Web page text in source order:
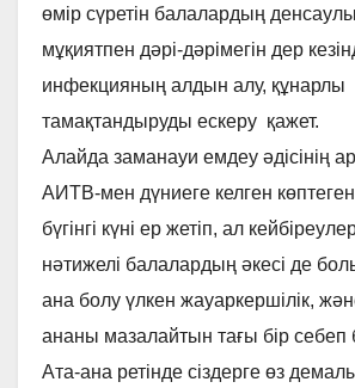
өмір сүретін балалардың
мұқиятпен дәрі-дәрімегін дер
инфекцияның алдын алу, құнарлы
тамақтандыруды ескеру қажет.
Алайда заманауи емдеу әдісінің
АИТВ-мен дүниеге келген
бүгінгі күні ер жетіп, ал
нәтижелі балалардың әкесі де
ана болу үлкен жауаркершілік,
ананы мазалайтын тағы бір себеп
Ата-ана ретінде сіздерге өз